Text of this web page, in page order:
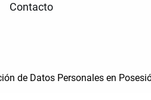
Contacto
de Datos Personales en